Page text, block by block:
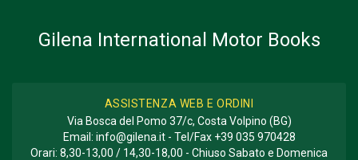
Gilena International Motor Books
ASSISTENZA WEB E ORDINI
Via Bosca del Pomo 37/c, Costa Volpino (BG)
Email: info@gilena.it- Tel/Fax +39 035 970428
Orari: 8,30-13,00 / 14,30-18,00 - Chiuso Sabato e Domenica